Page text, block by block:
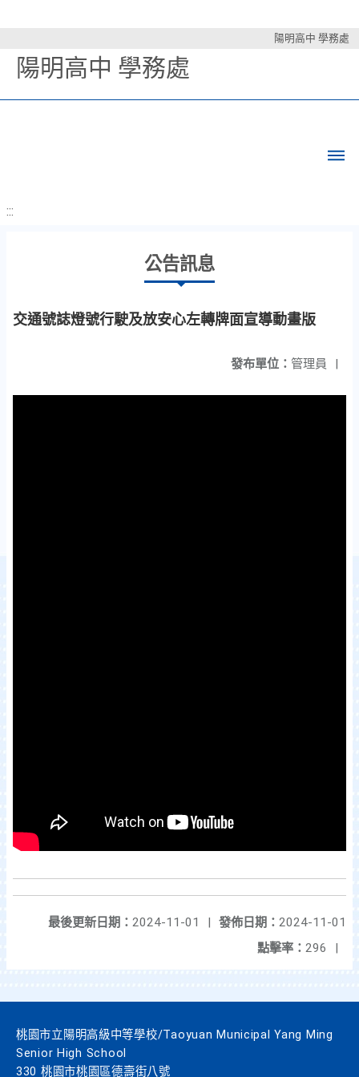
陽明高中 學務處
陽明高中 學務處
:::
公告訊息
交通號誌燈號行駛及放安心左轉牌面宣導動畫版
發布單位： 管理員 |
發佈日期： 2024-11-01
最後更新日期： 2024-11-01
|
點擊率： 296 |
桃園市立陽明高級中等學校/Taoyuan Municipal Yang Ming
Senior High School
330 桃園市桃園區德壽街八號